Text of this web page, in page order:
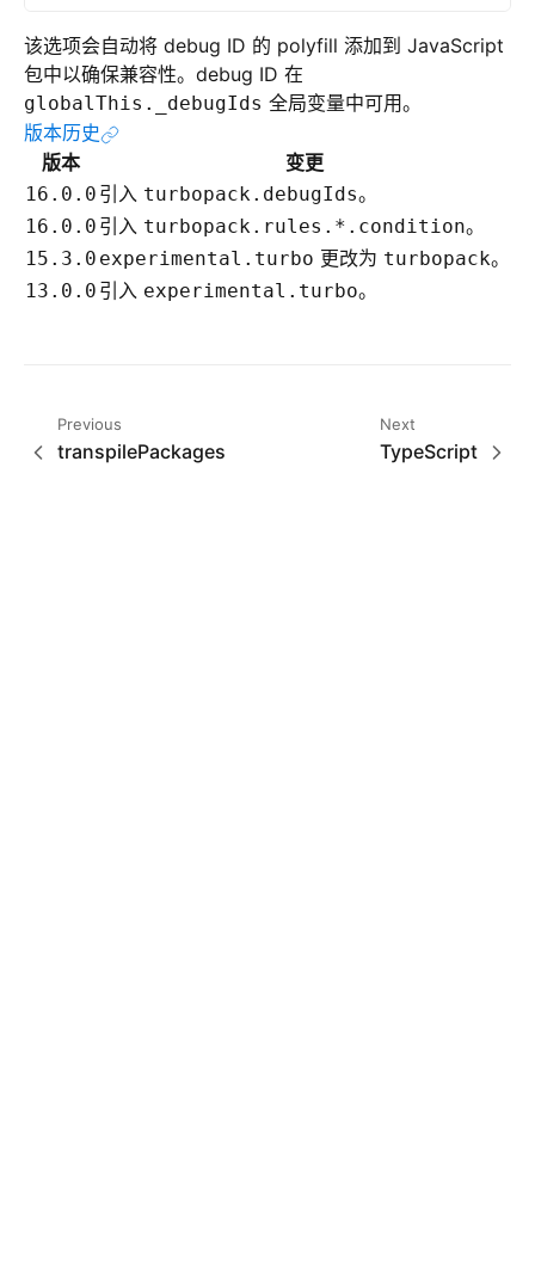
该选项会自动将 debug ID 的 polyfill 添加到 JavaScript
包中以确保兼容性。debug ID 在
globalThis._debugIds 全局变量中可用。
版本历史
版本
变更
16.0.0 引入 turbopack.debugIds。
16.0.0 引入 turbopack.rules.*.condition。
15.3.0 experimental.turbo 更改为 turbopack。
13.0.0 引入 experimental.turbo。
Previous
transpilePackages
Next
TypeScript